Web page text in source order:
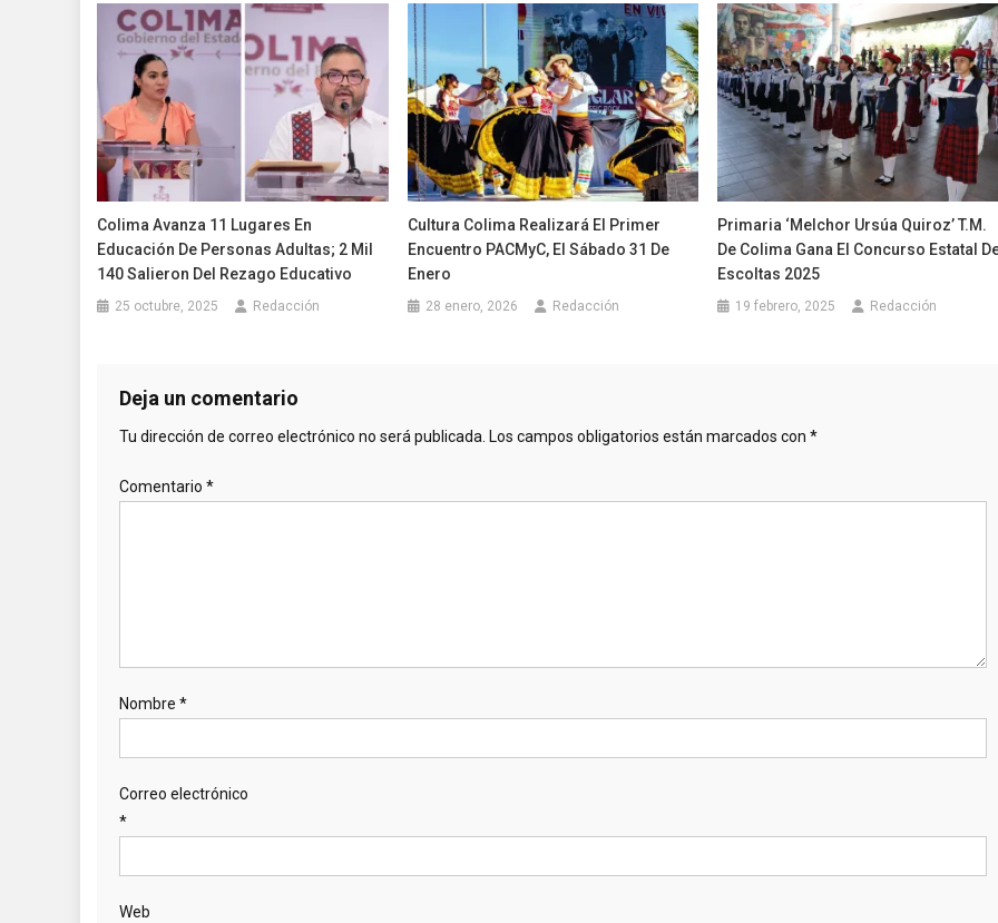
Colima Avanza 11 Lugares En
Educación De Personas Adultas; 2 Mil
140 Salieron Del Rezago Educativo
25 octubre, 2025 Redacción
Cultura Colima Realizará El Primer
Encuentro PACMyC, El Sábado 31 De
Enero
28 enero, 2026 Redacción
Primaria ‘Melchor Ursúa Quiroz’ T.M.
De Colima Gana El Concurso Estatal
Escoltas 2025
19 febrero, 2025 Redacción
Deja un comentario
Tu dirección de correo electrónico no será publicada. Los campos obligatorios están marcados con *
Comentario *
Nombre *
Correo electrónico
*
Web